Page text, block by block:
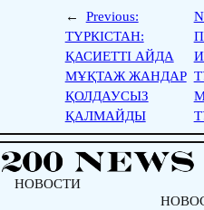
←
Previous:
ТҮРКІСТАН:
ҚАСИЕТТІ АЙДА
МҰҚТАЖ ЖАНДАР
ҚОЛДАУСЫЗ
ҚАЛМАЙДЫ
НОВОСТИ